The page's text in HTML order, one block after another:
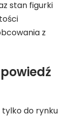
stan figurki
z
tylko do rynku